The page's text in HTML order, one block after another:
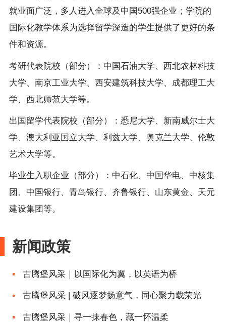
就业面广泛，多人进入全球及中国 500强企业；学院的
国际化教学体系为选择留学深造的学生提供了更好的条
件和资源。
考研代表院校（部分）：中国石油大学、西北农林科技
大学、南京工业大学、西安建筑科技大学、成都理工大
学、西北师范大学等。
出国留学代表院校（部分）：悉尼大学、新南威尔士大
学、澳大利亚国立大学、利兹大学、奥克兰大学、伦敦
艺术大学等。
毕业生入职企业（部分）：中石化、中国华电、中核集
团、中国银行、青岛银行、齐鲁银行、山东黄金、天元
建设集团等。
新闻政策
古腾堡风采｜以国际化为翼，以英语为桥
古腾堡风采 | 破风逐梦扬意气，同心聚力载荣光
古腾堡风采｜寻一抹春色，藏一怀温柔